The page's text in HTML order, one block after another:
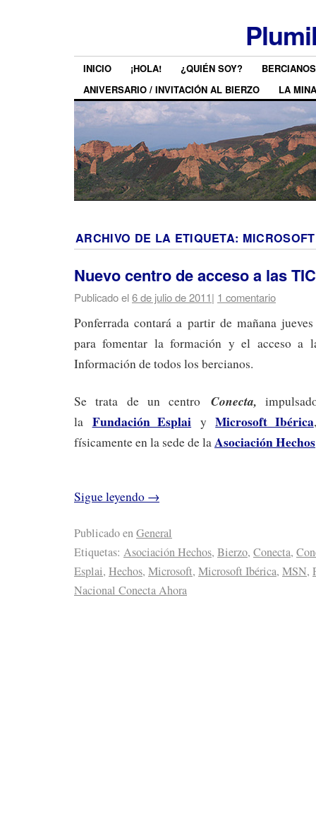
INICIO ¡HOLA! ¿QUIÉN SOY?
ANIVERSARIO / INVITACIÓN AL BIERZO
LA MINA
ARCHIVO DE LA ETIQUETA: MICROSOFT
Nuevo centro de acceso a las
Publicado el6 de julio de 2011| 1 comentario
Ponferrada contará a partir de mañana
para fomentar la formación y el acceso a
Información de todos los bercianos.
Se trata de un centro Conecta,
la Fundación Esplai yMicrosoft Ibérica
físicamente en la sede de laAsociación Hechos
Sigue leyendo →
Publicado enGeneral
Etiquetas: Asociación Hechos, Bierzo, Conecta,
Esplai, Hechos, Microsoft, Microsoft Ibérica, MSN,
Nacional Conecta Ahora